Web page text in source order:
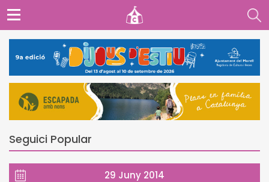
Seguici Popular
29 Juny 2014